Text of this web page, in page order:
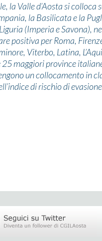
la Valle d’Aosta si
la Basilicata e la
(Imperia e Savona),
positiva per Roma,
Viterbo, Latina,
maggiori province
un collocamento in
di rischio di